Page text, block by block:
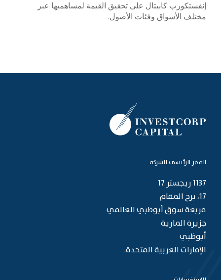
إنفستكورب كابيتال على تحقيق القيمة لمساهميها عبر
مختلف الأسواق وفئات الأصول.
المقر الرئيسي للشركة
1137 ريجستر 17
17، برج المقام
مربعة سوق أبوظبي العالمي
جزيرة المارية
أبوظبي
الإمارات العربية المتحدة.